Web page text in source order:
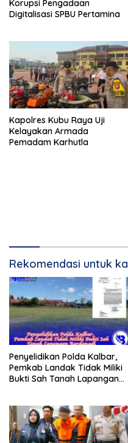
Korupsi Pengadaan
Digitalisasi SPBU Pertamina
Kapolres Kubu Raya Uji
Kelayakan Armada
Pemadam Karhutla
Rekomendasi untuk
Penyelidikan Polda Kalbar,
Pemkab Landak Tidak Miliki
Bukti Sah Tanah Lapangan